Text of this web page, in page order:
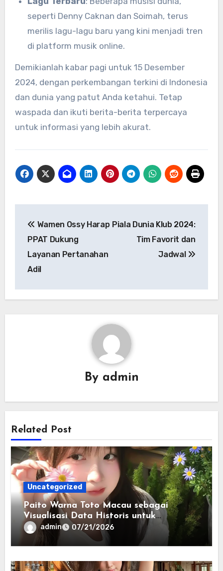
seperti Denny Caknan dan Soimah, terus
merilis lagu-lagu baru yang kini menjadi tren
di platform musik online.
Demikianlah kabar pagi untuk 15 Desember
2024, dengan perkembangan terkini di Indonesia
dan dunia yang patut Anda ketahui. Tetap
waspada dan ikuti berita-berita terpercaya
untuk informasi yang lebih akurat.
pos
Wamen Ossy Harap
PPAT Dukung
Layanan Pertanahan
Adil
Piala Dunia Klub 2024:
Tim Favorit dan
Jadwal
By admin
Related Post
Uncategorized
Paito Warna Toto Macau sebagai
Visualisasi Data Historis untuk
Memahami Informasi Secara Lebih
Terstruktur
admin 07/21/2026